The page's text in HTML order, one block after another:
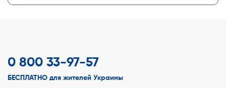
0 800 33-97-57
БЕСПЛАТНО для жителей Украины